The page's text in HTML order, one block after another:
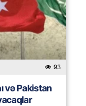
93
və Pakistan